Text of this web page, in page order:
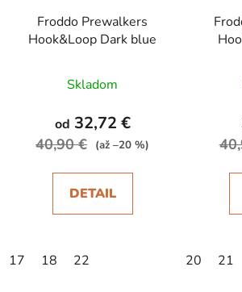
Froddo Prewalkers
Hook&Loop Dark blue
Skladom
od 32,72 €
40,90 € (až –20 %)
DETAIL
17 18 22 20 21